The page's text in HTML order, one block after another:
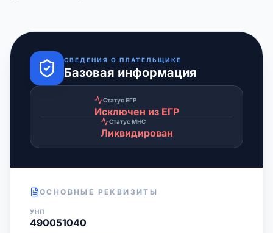
СВЕДЕНИЯ О ПЛАТЕЛЬЩИКЕ
Базовая информация
Статус ЕГР
Исключен из ЕГР
Статус МНС
Ликвидирован
ОСНОВНЫЕ РЕКВИЗИТЫ
УНП
490051040